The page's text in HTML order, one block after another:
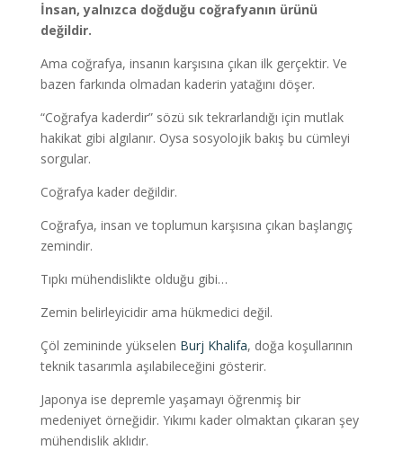
İnsan, yalnızca doğduğu coğrafyanın ürünü
değildir.
Ama coğrafya, insanın karşısına çıkan ilk gerçektir. Ve
bazen farkında olmadan kaderin yatağını döşer.
“Coğrafya kaderdir” sözü sık tekrarlandığı için mutlak
hakikat gibi algılanır. Oysa sosyolojik bakış bu cümleyi
sorgular.
Coğrafya kader değildir.
Coğrafya, insan ve toplumun karşısına çıkan başlangıç
zemindir.
Tıpkı mühendislikte olduğu gibi…
Zemin belirleyicidir ama hükmedici değil.
Çöl zemininde yükselen Burj Khalifa, doğa koşullarının
teknik tasarımla aşılabileceğini gösterir.
Japonya ise depremle yaşamayı öğrenmiş bir
medeniyet örneğidir. Yıkımı kader olmaktan çıkaran şey
mühendislik aklıdır.